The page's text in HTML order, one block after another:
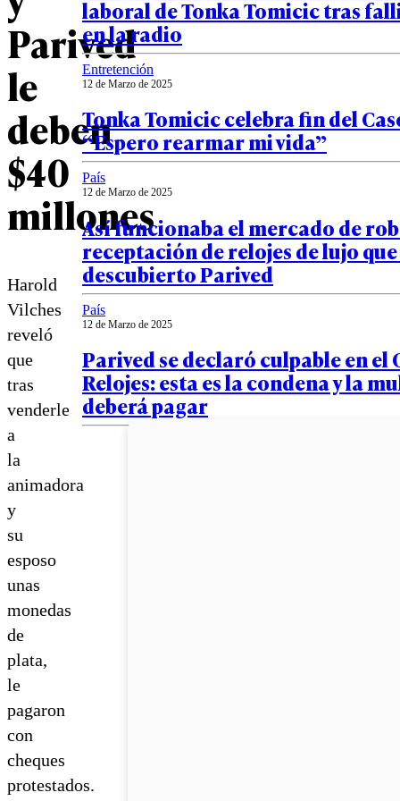
Parived
le
deben
$40
millones
Harold
Vilches
reveló
que
tras
venderle
a
la
animadora
y
su
esposo
unas
monedas
de
plata,
le
pagaron
con
cheques
protestados.
laboral de Tonka Tomicic tras
en la radio
Entretención
12 de Marzo de 2025
Tonka Tomicic celebra fin del
“Espero rearmar mi vida”
País
12 de Marzo de 2025
Así funcionaba el mercado de
receptación de relojes de lujo
descubierto Parived
País
12 de Marzo de 2025
Parived se declaró culpable en el
Relojes: esta es la condena y la
deberá pagar